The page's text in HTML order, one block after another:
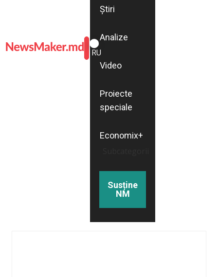
ROMÂNĂ
RU
Știri
Analize
Video
Proiecte
speciale
Economix+
Susține
NM